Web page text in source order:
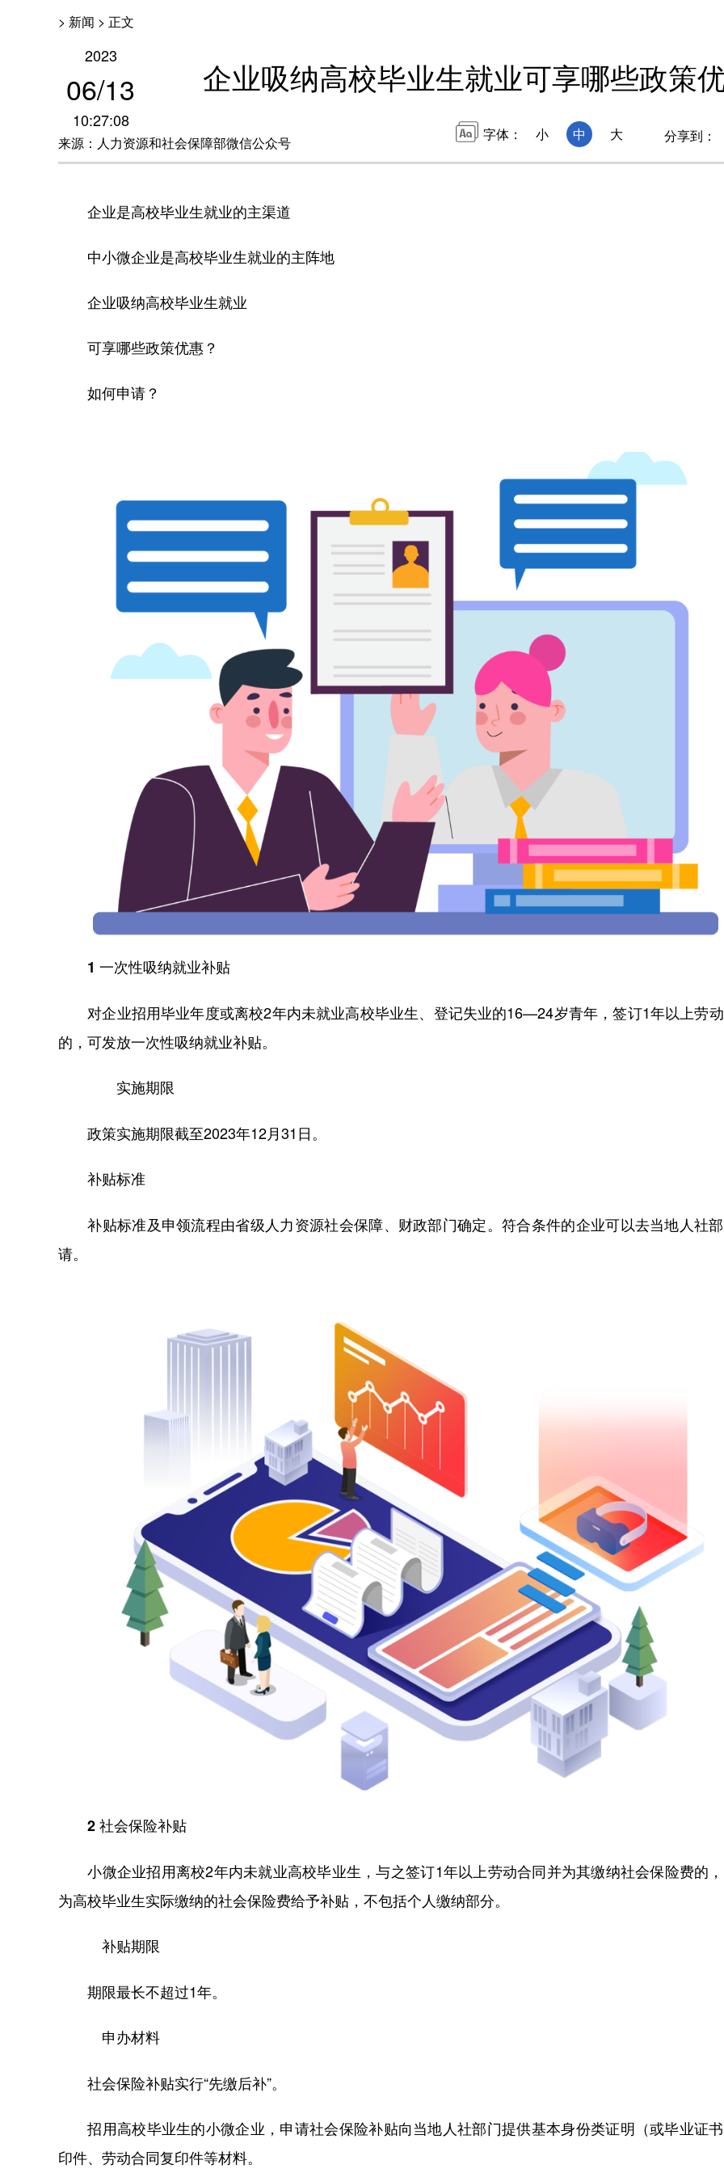
> 新闻 > 正文
2023
06/13
10:27:08
来源：人力资源和社会保障部微信公众号
企业吸纳高校毕业生就业可享哪些政策
字体： 小 中 大 分享到：
企业是高校毕业生就业的主渠道
中小微企业是高校毕业生就业的主阵地
企业吸纳高校毕业生就业
可享哪些政策优惠？
如何申请？
1 一次性吸纳就业补贴
对企业招用毕业年度或离校2年内未就业高校毕业生、登记失业的16—24岁青年，签订1年以上劳
的，可发放一次性吸纳就业补贴。
实施期限
政策实施期限截至2023年12月31日。
补贴标准
补贴标准及申领流程由省级人力资源社会保障、财政部门确定。符合条件的企业可以去当地人社
请。
2 社会保险补贴
小微企业招用离校2年内未就业高校毕业生，与之签订1年以上劳动合同并为其缴纳社会保险费的
为高校毕业生实际缴纳的社会保险费给予补贴，不包括个人缴纳部分。
补贴期限
期限最长不超过1年。
申办材料
社会保险补贴实行“先缴后补”。
招用高校毕业生的小微企业，申请社会保险补贴向当地人社部门提供基本身份类证明（或毕业证
印件、劳动合同复印件等材料。